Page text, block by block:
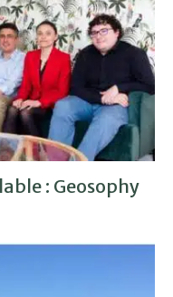
: Geosophy